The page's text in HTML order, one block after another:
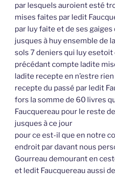
par lesquels auroient esté
mises faites par ledit
par luy faite et de ses
jusques à huy ensemble de
sols 7 deniers qui luy
précédant compte ladite
ladite recepte en n’estre
recepte du passé par ledit
fors la somme de 60 livres
Faucquereau pour le reste
jusques à ce jour
pour ce est-il que en notre
endroit par davant nous
Gourreau demourant en
et ledit Faucquereau aussi